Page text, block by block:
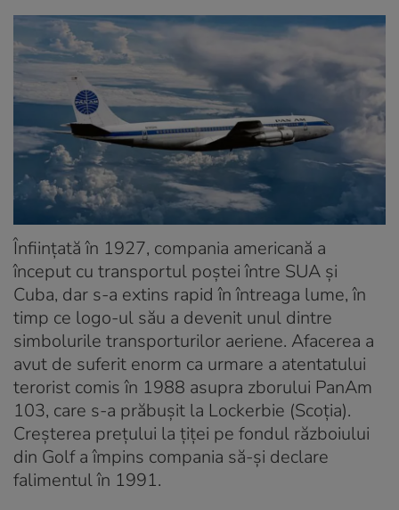
Înființată în 1927, compania americană a
început cu transportul poștei între SUA și
Cuba, dar s-a extins rapid în întreaga lume, în
timp ce logo-ul său a devenit unul dintre
simbolurile transporturilor aeriene. Afacerea a
avut de suferit enorm ca urmare a atentatului
terorist comis în 1988 asupra zborului PanAm
103, care s-a prăbuşit la Lockerbie (Scoția).
Creşterea preţului la ţiţei pe fondul războiului
din Golf a împins compania să-și declare
falimentul în 1991.